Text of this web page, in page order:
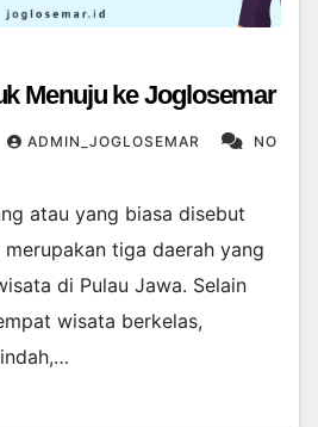
Menuju ke Joglosemar
ADMIN_JOGLOSEMAR NO
atau yang biasa disebut
tiga daerah yang
di Pulau Jawa. Selain
wisata berkelas,